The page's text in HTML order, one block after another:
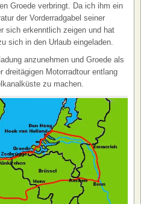
Groede verbringt. Da ich ihm ein
der Vorderradgabel seiner
sich erkenntlich zeigen und hat
sich in den Urlaub eingeladen.
anzunehmen und Groede als
dreitägigen Motorradtour entlang
zu machen.